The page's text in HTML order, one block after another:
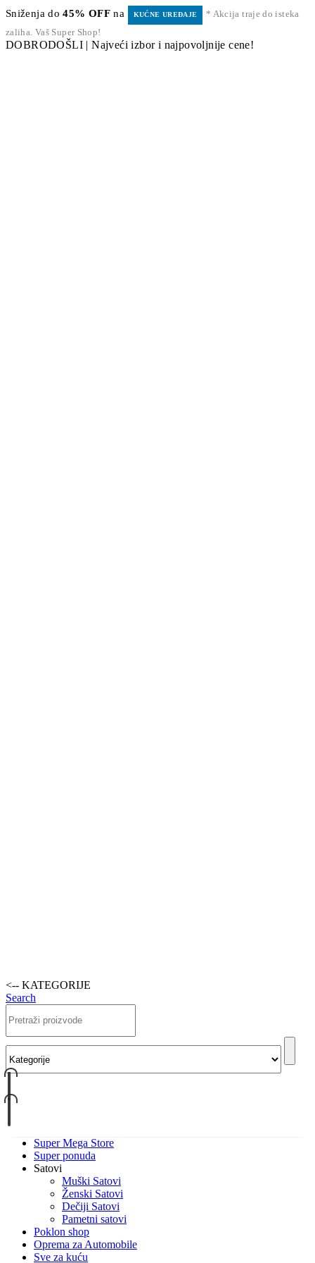
Sniženja do45% OFF na KUĆNE UREĐAJE
* Akcija traje do isteka
zaliha. Vaš Super Shop!
DOBRODOŠLI | Najveći izbor i najpovoljnije cene!
<-- KATEGORIJE
Search
Super Mega Store
Super ponuda
Satovi
Muški Satovi
Ženski Satovi
Dečiji Satovi
Pametni satovi
Poklon shop
Oprema za Automobile
Sve za kuću